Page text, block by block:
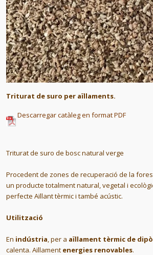
Triturat de suro per aïllaments.
Descarregar catàleg en format PDF
Triturat de suro de bosc natural verge
Procedent de zones de recuperació de la
un producte totalment natural, vegetal i
perfecte Aïllant tèrmic i també acústic.
Utilització
En indústria, per a aïllament tèrmic de
calenta. Aïllament energies renovables.